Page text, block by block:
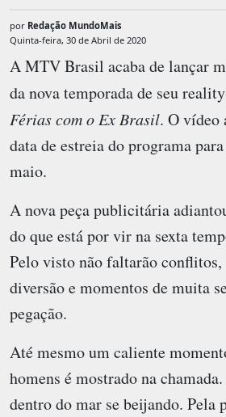
por Redação MundoMais
Quinta-feira, 30 de Abril de 2020
A MTV Brasil acaba de lançar
da nova temporada de seu
Férias com o Ex Brasil. O vídeo
data de estreia do programa
maio.
A nova peça publicitária
do que está por vir na sexta
Pelo visto não faltarão conflitos,
diversão e momentos de muita
pegação.
Até mesmo um caliente
homens é mostrado na
dentro do mar se beijando. Pela